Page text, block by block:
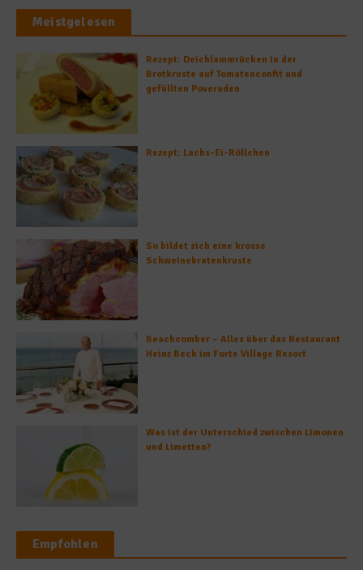
Meistgelesen
Rezept: Deichlammrücken in der
Brotkruste auf Tomatenconfit und
gefüllten Poveraden
Rezept: Lachs-Ei-Röllchen
So bildet sich eine krosse
Schweinebratenkruste
Beachcomber – Alles über das Restaurant
Heinz Beck im Forte Village Resort
Was ist der Unterschied zwischen Limonen
und Limetten?
Empfohlen